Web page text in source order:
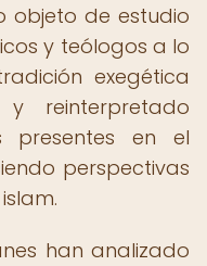
objeto de estudio
y teólogos a lo
exegética
reinterpretado
presentes en el
perspectivas
han analizado